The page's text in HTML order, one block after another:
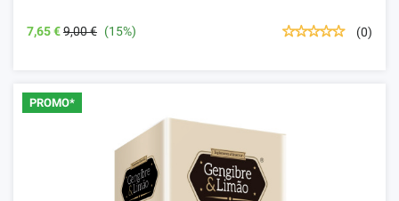
7,65 €9,00 € (15%) (0)
PROMO*